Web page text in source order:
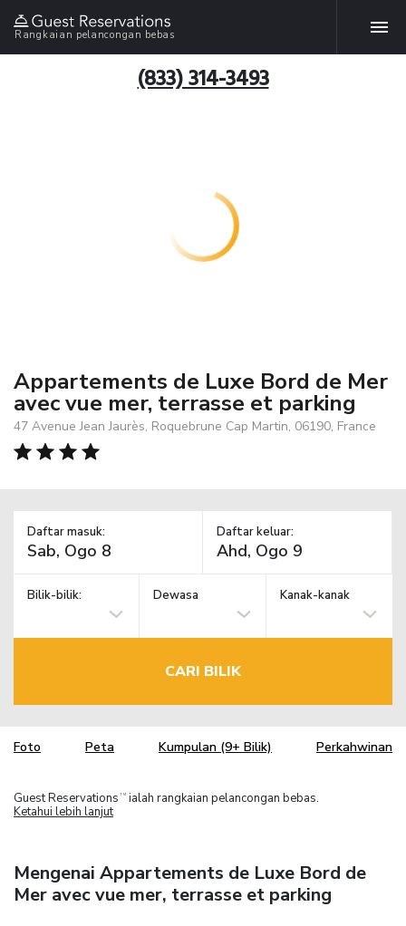
Rangkaian pelancongan bebas
(833) 314-3493
Appartements de Luxe Bord de Mer
avec vue mer, terrasse et parking
47 Avenue Jean Jaurès, Roquebrune Cap Martin, 06190, France
Daftar masuk: Daftar keluar:
Bilik-bilik: Dewasa Kanak-kanak
CARI BILIK
Foto Peta Kumpulan (9+ Bilik) Perkahwinan
Guest Reservations TM ialah rangkaian pelancongan bebas.
Ketahui lebih lanjut
Mengenai Appartements de Luxe Bord de
Mer avec vue mer, terrasse et parking